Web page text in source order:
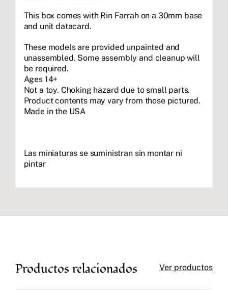
This box comes with Rin Farrah on a 30mm base
and unit datacard.
These models are provided unpainted and
unassembled. Some assembly and cleanup will
be required.
Ages 14+
Not a toy. Choking hazard due to small parts.
Product contents may vary from those pictured.
Made in the USA
Las miniaturas se suministran sin montar ni
pintar
Productos relacionados Ver productos